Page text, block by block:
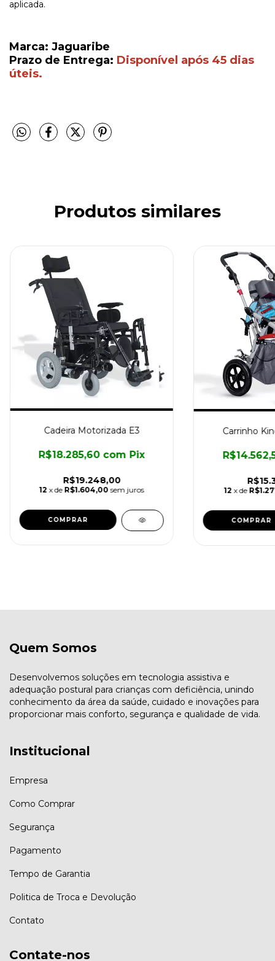
aplicada.
Marca: Jaguaribe
Prazo de Entrega: Disponível após 45 dias
úteis.
Produtos similares
Cadeira Motorizada E3
R$19.248,00
R$18.285,60 com Pix
12 x de R$1.604,00 sem juros
COMPRAR
Carrinho
12 x de
COMPRAR
Quem Somos
Desenvolvemos soluções em tecnologia assistiva e
adequação postural para crianças com deficiência, unindo
conhecimento da área da saúde, cuidado e inovações para
proporcionar mais conforto, segurança e qualidade de vida.
Institucional
Empresa
Como Comprar
Segurança
Pagamento
Tempo de Garantia
Politica de Troca e Devolução
Contato
Contate-nos